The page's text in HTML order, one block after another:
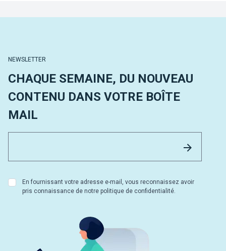
NEWSLETTER
CHAQUE SEMAINE, DU NOUVEAU
CONTENU DANS VOTRE BOÎTE
MAIL
En fournissant votre adresse e-mail, vous reconnaissez avoir
pris connaissance de notre politique de confidentialité.